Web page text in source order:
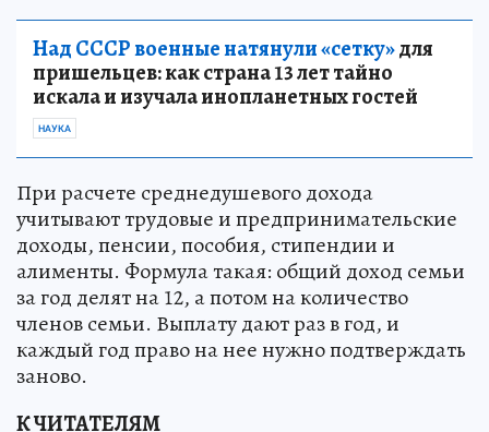
Над СССР военные натянули «сетку»для
пришельцев: как страна 13 лет тайно
искала и изучала инопланетных гостей
НАУКА
При расчете среднедушевого дохода
учитывают трудовые и предпринимательские
доходы, пенсии, пособия, стипендии и
алименты. Формула такая: общий доход семьи
за год делят на 12, а потом на количество
членов семьи. Выплату дают раз в год, и
каждый год право на нее нужно подтверждать
заново.
К ЧИТАТЕЛЯМ